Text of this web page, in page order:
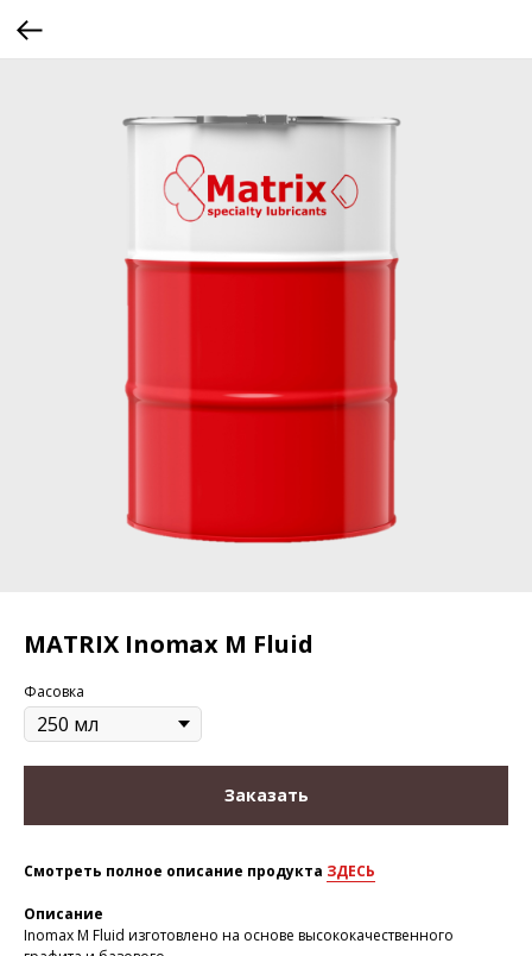
MATRIX Inomax M Fluid
Фасовка
Заказать
Смотреть полное описание продукта ЗДЕСЬ
Описание
Inomax M Fluid изготовлено на основе высококачественного